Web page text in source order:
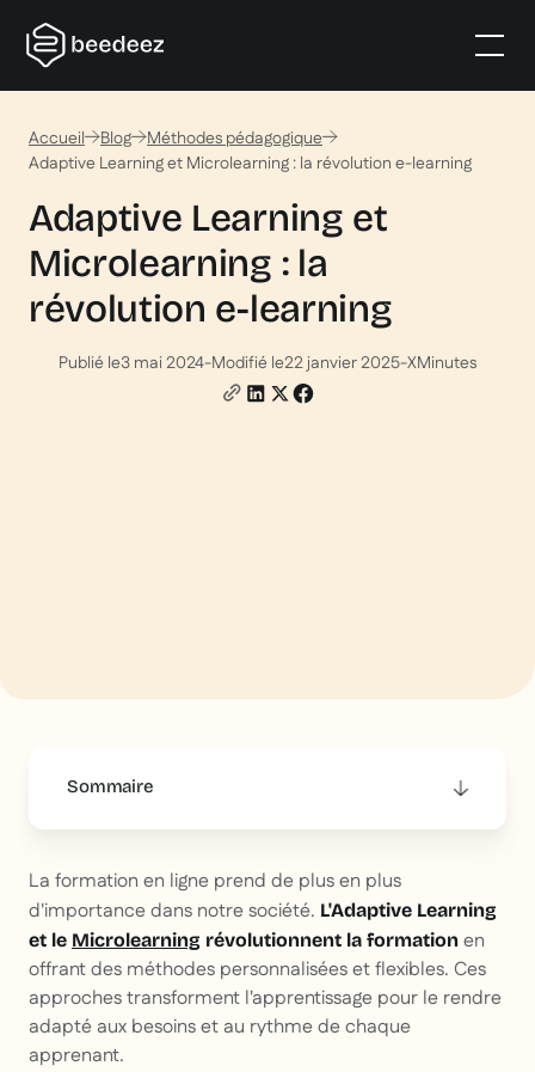
Accueil Blog
Méthodes pédagogique
Adaptive Learning et Microlearning : la révolution e-learning
Adaptive Learning et
Microlearning : la
révolution e-learning
Publié le3 mai 2024-Modifié le22 janvier 2025-XMinutes
Sommaire
La formation en ligne prend de plus en plus
d'importance dans notre société. L'Adaptive Learning
et le Microlearning révolutionnent la formation en
offrant des méthodes personnalisées et flexibles. Ces
approches transforment l'apprentissage pour le rendre
adapté aux besoins et au rythme de chaque
apprenant.